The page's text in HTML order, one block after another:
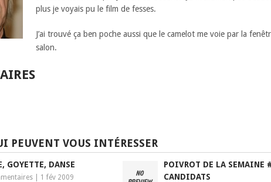
plus je voyais pu le film de fesses.
J’ai trouvé ça ben poche aussi que le camelot me voie par la
salon.
PEUVENT VOUS INTÉRESSER
GOYETTE, DANSE
1 fév 2009
POIVROT DE LA SEMAINE
CANDIDATS